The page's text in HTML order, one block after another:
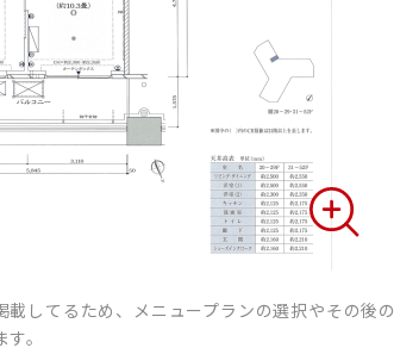
してるため、メニュープランの選択やその後の
。